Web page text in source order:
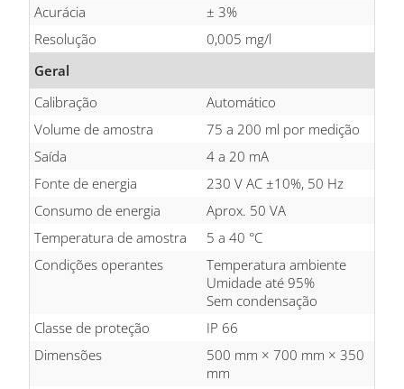
Acurácia
± 3%
Resolução
0,005 mg/l
Geral
Calibração
Automático
Volume de amostra
75 a 200 ml por medição
Saída
4 a 20 mA
Fonte de energia
230 V AC ±10%, 50 Hz
Consumo de energia
Aprox. 50 VA
Temperatura de amostra
5 a 40 °C
Condições operantes
Temperatura ambiente
Umidade até 95%
Sem condensação
Classe de proteção
IP 66
Dimensões
500 mm × 700 mm × 350
mm